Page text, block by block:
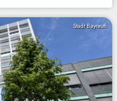
Stadt Bayreuth